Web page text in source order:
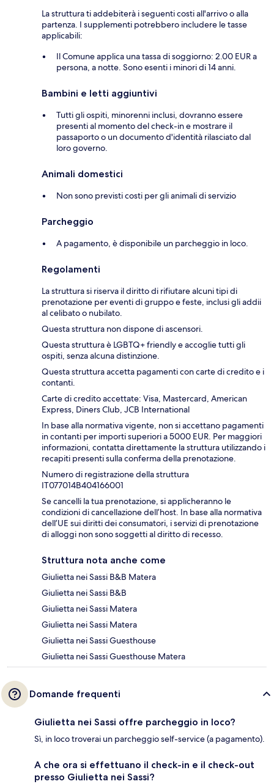
La struttura ti addebiterà i seguenti costi all'arrivo o alla
partenza. I supplementi potrebbero includere le tasse
applicabili:
Il Comune applica una tassa di soggiorno: 2.00 EUR a
persona, a notte. Sono esenti i minori di 14 anni.
Bambini e letti aggiuntivi
Tutti gli ospiti, minorenni inclusi, dovranno essere
presenti al momento del check-in e mostrare il
passaporto o un documento d'identità rilasciato dal
loro governo.
Animali domestici
Non sono previsti costi per gli animali di servizio
Parcheggio
A pagamento, è disponibile un parcheggio in loco.
Regolamenti
La struttura si riserva il diritto di rifiutare alcuni tipi di
prenotazione per eventi di gruppo e feste, inclusi gli addii
al celibato o nubilato.
Questa struttura non dispone di ascensori.
Questa struttura è LGBTQ+ friendly e accoglie tutti gli
ospiti, senza alcuna distinzione.
Questa struttura accetta pagamenti con carte di credito e i
contanti.
Carte di credito accettate: Visa, Mastercard, American
Express, Diners Club, JCB International
In base alla normativa vigente, non si accettano pagamenti
in contanti per importi superiori a 5000 EUR. Per maggiori
informazioni, contatta direttamente la struttura utilizzando i
recapiti presenti sulla conferma della prenotazione.
Numero di registrazione della struttura
IT077014B404166001
Se cancelli la tua prenotazione, si applicheranno le
condizioni di cancellazione dell’host. In base alla normativa
dell’UE sui diritti dei consumatori, i servizi di prenotazione
di alloggi non sono soggetti al diritto di recesso.
Struttura nota anche come
Giulietta nei Sassi B&B Matera
Giulietta nei Sassi B&B
Giulietta nei Sassi Matera
Giulietta nei Sassi Matera
Giulietta nei Sassi Guesthouse
Giulietta nei Sassi Guesthouse Matera
Domande frequenti
Giulietta nei Sassi offre parcheggio in loco?
Sì, in loco troverai un parcheggio self-service (a pagamento).
A che ora si effettuano il check-in e il check-out
presso Giulietta nei Sassi?